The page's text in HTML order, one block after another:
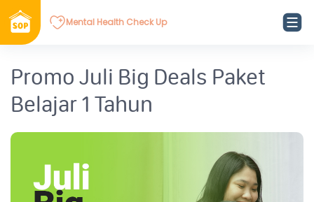
Mental Health Check Up
Promo Juli Big Deals Paket
Belajar 1 Tahun